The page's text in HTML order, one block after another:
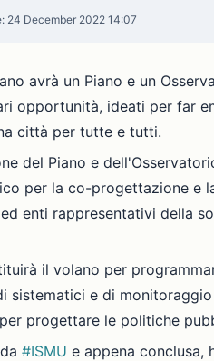
24 December 2022 14:07
avrà un Piano e un
opportunità, ideati per far
città per tutte e tutti.
del Piano e
per la co-progettazione e
enti rappresentativi della
il volano per
sistematici e di
progettare le politiche
#ISMU e appena conclusa,